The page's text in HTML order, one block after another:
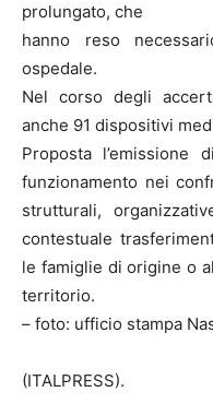
prolungato, che
hanno reso
ospedale.
Nel corso degli
anche 91 dispositivi
Proposta l’emissione
funzionamento nei
strutturali,
contestuale
le famiglie di origine o
territorio.
– foto: ufficio stampa
(ITALPRESS).